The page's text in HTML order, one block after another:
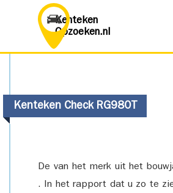
Kenteken
Opzoeken.nl
Kenteken Check RG980T
De van het merk uit het
. In het rapport dat u zo te